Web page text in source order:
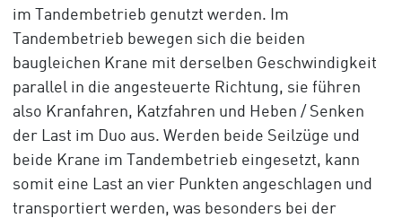
im Tandembetrieb genutzt werden. Im
Tandembetrieb bewegen sich die beiden
baugleichen Krane mit derselben Geschwindigkeit
parallel in die angesteuerte Richtung, sie führen
also Kranfahren, Katzfahren und Heben / Senken
der Last im Duo aus. Werden beide Seilzüge und
beide Krane im Tandembetrieb eingesetzt, kann
somit eine Last an vier Punkten angeschlagen und
transportiert werden, was besonders bei der